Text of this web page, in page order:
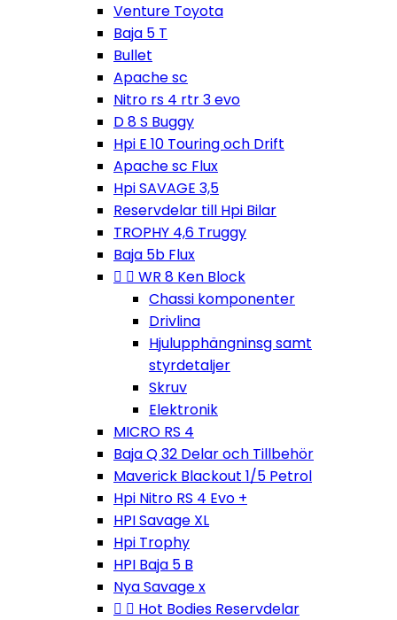
Venture Toyota
Baja 5 T
Bullet
Apache sc
Nitro rs 4 rtr 3 evo
D 8 S Buggy
Hpi E 10 Touring och Drift
Apache sc Flux
Hpi SAVAGE 3,5
Reservdelar till Hpi Bilar
TROPHY 4,6 Truggy
Baja 5b Flux
  WR 8 Ken Block
Chassi komponenter
Drivlina
Hjulupphängninsg samt
styrdetaljer
Skruv
Elektronik
MICRO RS 4
Baja Q 32 Delar och Tillbehör
Maverick Blackout 1/5 Petrol
Hpi Nitro RS 4 Evo +
HPI Savage XL
Hpi Trophy
HPI Baja 5 B
Nya Savage x
  Hot Bodies Reservdelar